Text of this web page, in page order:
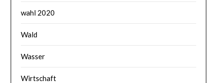
wahl 2020
Wald
Wasser
Wirtschaft